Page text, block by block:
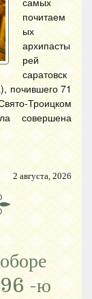
почитаем
ых
архипасты
рей
саратовск
почившего 71
Троицком
совершена
2 августа, 2026
96 -ю